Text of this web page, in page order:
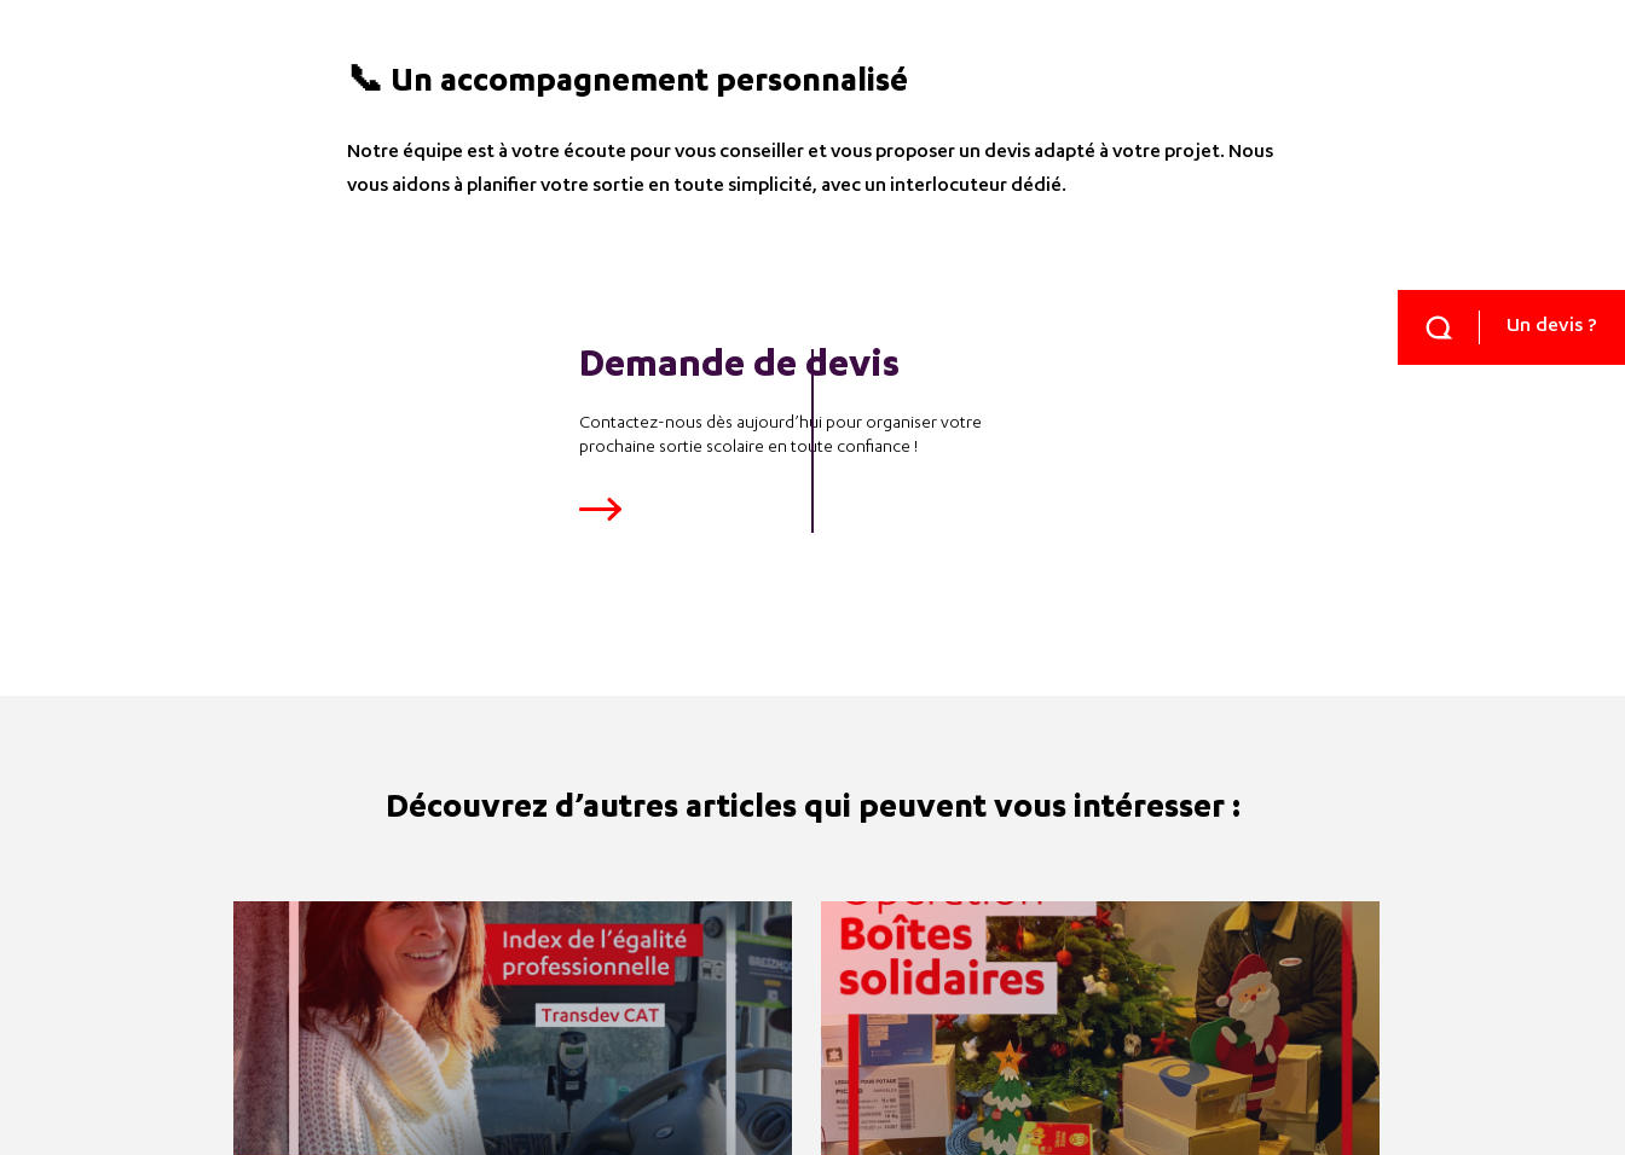
Un devis ?
📞 Un accompagnement personnalisé
Notre équipe est à votre écoute pour vous conseiller et vous proposer un devis adapté à votre projet. Nous
vous aidons à planifier votre sortie en toute simplicité, avec un interlocuteur dédié.
Demande de devis
Contactez-nous dès aujourd’hui pour organiser votre
prochaine sortie scolaire en toute confiance !
Découvrez d’autres articles qui peuvent vous intéresser :